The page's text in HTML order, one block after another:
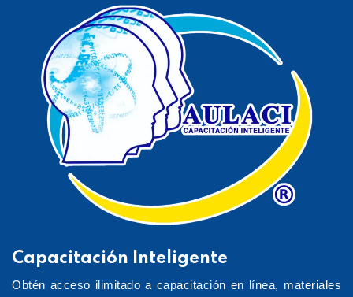
Capacitación Inteligente
Obtén acceso ilimitado a capacitación en línea, materiales